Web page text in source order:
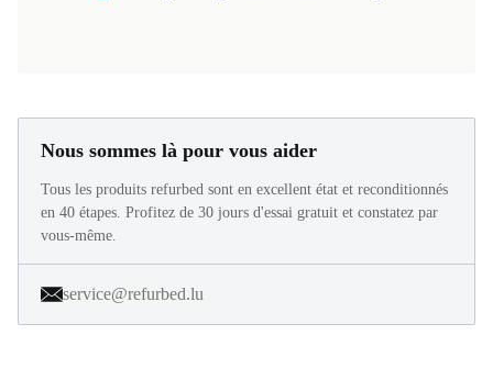
Nous sommes là pour vous aider
Tous les produits refurbed sont en excellent état et reconditionnés
en 40 étapes. Profitez de 30 jours d'essai gratuit et constatez par
vous-même.
service@refurbed.lu